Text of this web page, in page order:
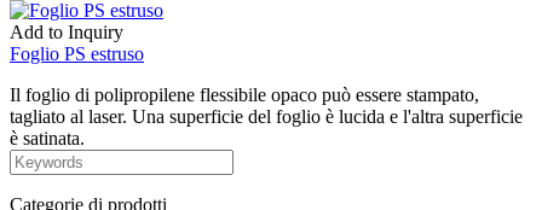
Add to Inquiry
Foglio PS estruso
Il foglio di polipropilene flessibile opaco può essere stampato,
tagliato al laser. Una superficie del foglio è lucida e l'altra superficie
è satinata.
Categorie di prodotti